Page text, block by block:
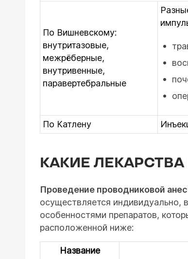
По Вишневскому:
внутритазовые,
межрёберные,
внутривенные,
паравертебральные
По Катлену
КАКИЕ
Проведение проводниковой
осуществляется индивидуально,
особенностями препаратов,
расположенной ниже:
Название